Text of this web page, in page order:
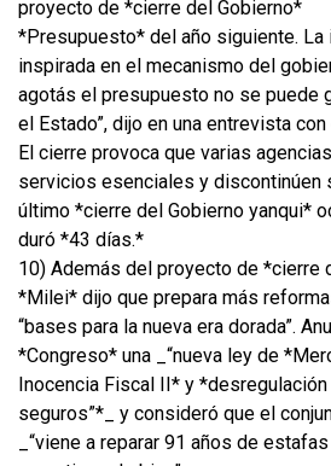
proyecto de *cierre del Gobierno*
*Presupuesto* del año siguiente. La
inspirada en el mecanismo del
agotás el presupuesto no se puede
el Estado”, dijo en una entrevista
El cierre provoca que varias
servicios esenciales y discontinúen
último *cierre del Gobierno yanqui*
duró *43 días.*
10) Además del proyecto de *cierre
*Milei* dijo que prepara más
“bases para la nueva era dorada”.
*Congreso* una _“nueva ley de
Inocencia Fiscal II* y
seguros”*_ y consideró que el
_“viene a reparar 91 años de